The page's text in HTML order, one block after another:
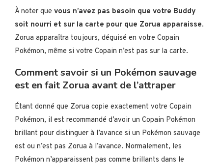
À noter que vous n’avez pas besoin que votre Buddy
soit nourri et sur la carte pour que Zorua apparaisse.
Zorua apparaîtra toujours, déguisé en votre Copain
Pokémon, même si votre Copain n’est pas sur la carte.
Comment savoir si un Pokémon sauvage
est en fait Zorua avant de l’attraper
Étant donné que Zorua copie exactement votre Copain
Pokémon, il est recommandé d’avoir un Copain Pokémon
brillant pour distinguer à l’avance si un Pokémon sauvage
est ou n’est pas Zorua à l’avance. Normalement, les
Pokémon n’apparaissent pas comme brillants dans le